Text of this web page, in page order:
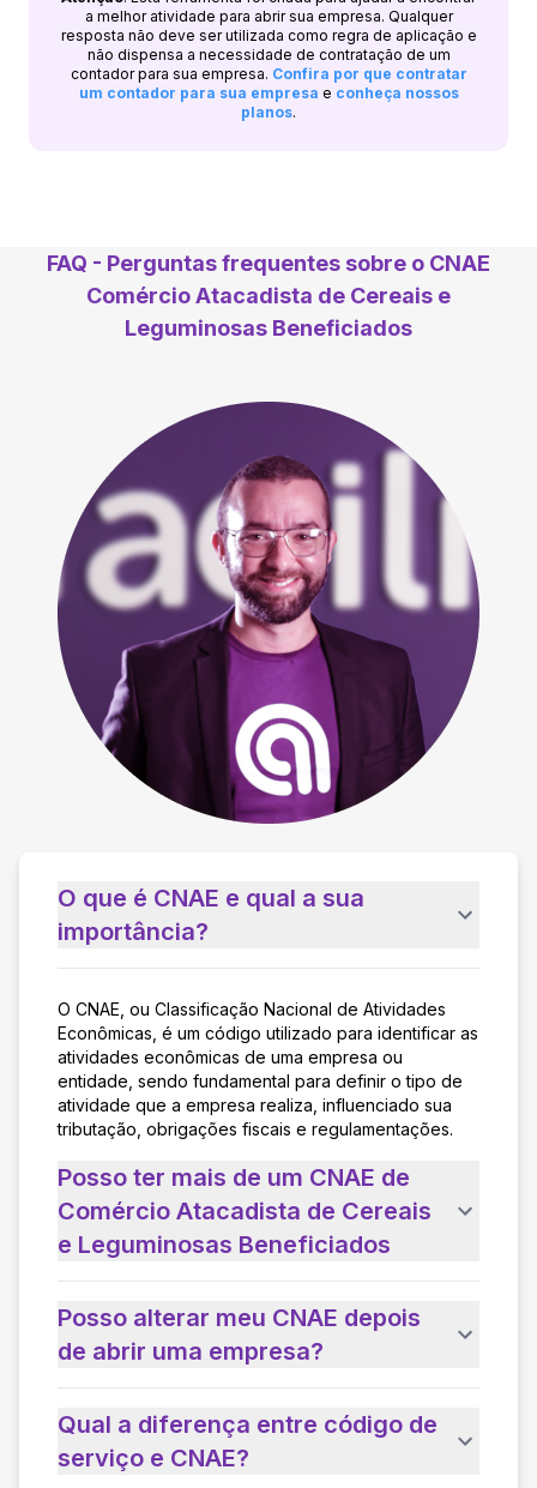
a melhor atividade para abrir sua empresa. Qualquer
resposta não deve ser utilizada como regra de aplicação e
não dispensa a necessidade de contratação de um
contador para sua empresa. Confira por que contratar
um contador para sua empresa e conheça nossos
planos.
FAQ - Perguntas frequentes sobre o CNAE
Comércio Atacadista de Cereais e
Leguminosas Beneficiados
O que é CNAE e qual a sua
importância?
O CNAE, ou Classificação Nacional de Atividades
Econômicas, é um código utilizado para identificar as
atividades econômicas de uma empresa ou
entidade, sendo fundamental para definir o tipo de
atividade que a empresa realiza, influenciado sua
tributação, obrigações fiscais e regulamentações.
Posso ter mais de um CNAE de
Comércio Atacadista de Cereais
e Leguminosas Beneficiados
Posso alterar meu CNAE depois
de abrir uma empresa?
Qual a diferença entre código de
serviço e CNAE?